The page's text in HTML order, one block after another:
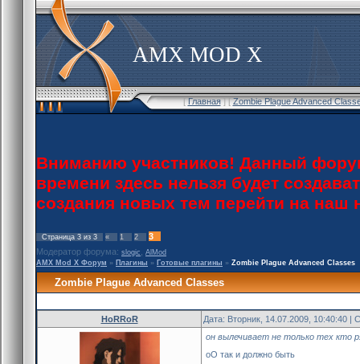
AMX MOD X
[Главная] [Zombie Plague Advanced
Вниманию участников! Данный
времени здесь нельзя будет
создания новых тем перейти на
Страница 3 из 3 « 1 2
3
Модератор форума: slogic
AlMod
AMX Mod X Форум » Плагины » Готовые плагины » Zombie Plague Advanced Classes
Zombie Plague Advanced Classes
HoRRoR Дата: Вторник, 14.07.2009, 10:40:40 |
он вылечивает не только тех кто
оО так и должно быть